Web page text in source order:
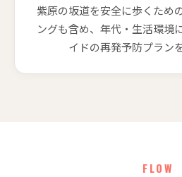
紫原の坂道を安全に歩くため
ングも含め、年代・生活環境
イドの再発予防プラン
FLOW